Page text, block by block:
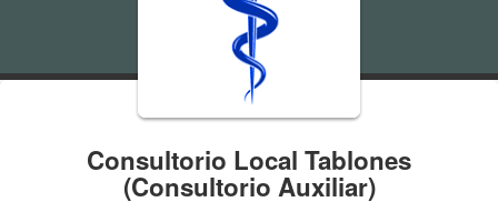
Consultorio Local Tablones
(Consultorio Auxiliar)